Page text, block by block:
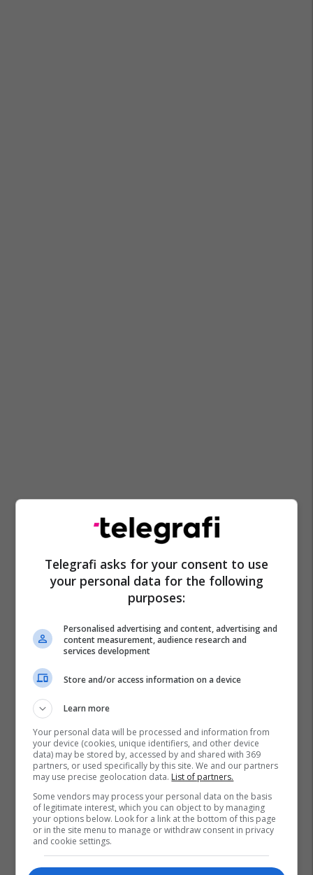
Irani Shba Donald Trump
Lindja E Mesme
Lufta Në Iran
Telegrafi asks for your consent to use
your personal data for the following
purposes:
Personalised advertising and content, advertising and
content measurement, audience research and
services development
Store and/or access information on a device
Learn more
Your personal data will be processed and information from
your device (cookies, unique identifiers, and other device
data) may be stored by, accessed by and shared with 369
partners, or used specifically by this site. We and our partners
may use precise geolocation data. List of partners.
Some vendors may process your personal data on the basis
of legitimate interest, which you can object to by managing
your options below. Look for a link at the bottom of this page
or in the site menu to manage or withdraw consent in privacy
and cookie settings.